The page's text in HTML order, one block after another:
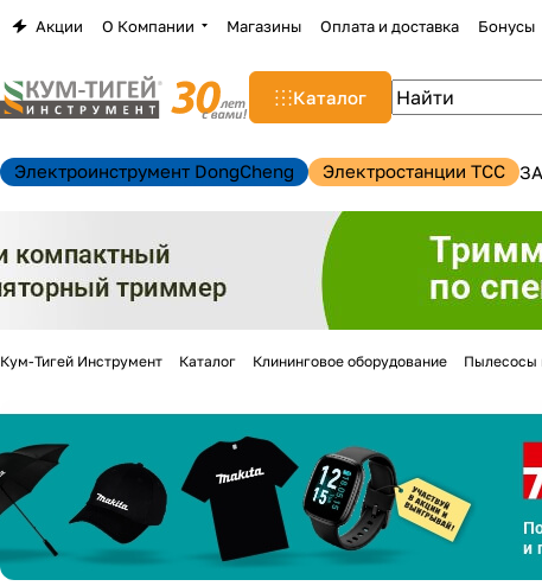
Акции О Компании Магазины Оплата и доставка Бонусы
Каталог
Электроинструмент DongCheng Электростанции TCC
Кум-Тигей Инструмент Каталог Клининговое оборудование Пылесосы